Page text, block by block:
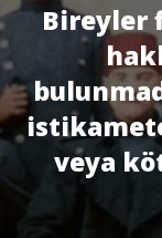
Bireyler
veya